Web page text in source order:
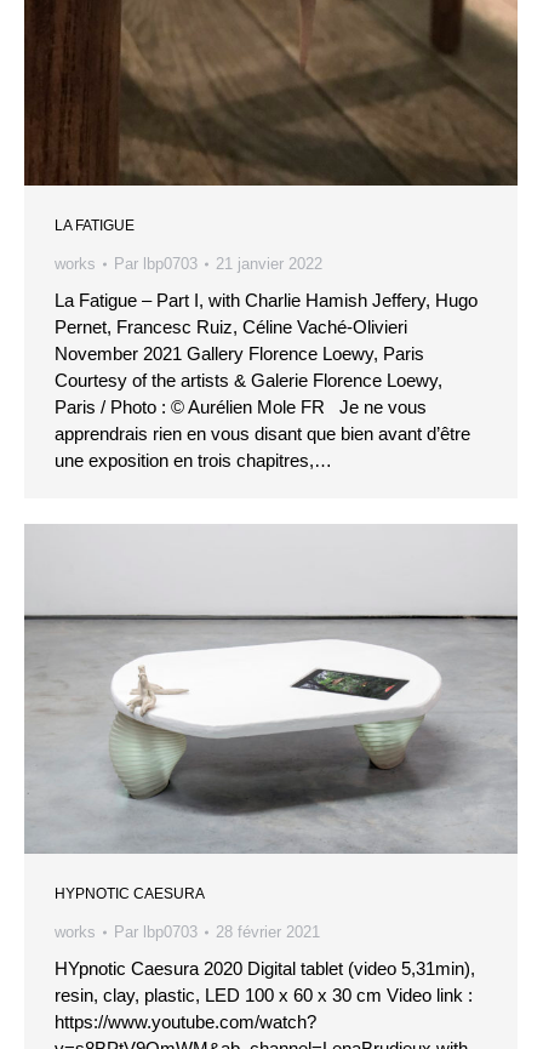
LA FATIGUE
works Par lbp0703 21 janvier 2022
La Fatigue – Part I, with Charlie Hamish Jeffery, Hugo
Pernet, Francesc Ruiz, Céline Vaché-Olivieri
November 2021 Gallery Florence Loewy, Paris
Courtesy of the artists & Galerie Florence Loewy,
Paris / Photo : © Aurélien Mole FR Je ne vous
apprendrais rien en vous disant que bien avant d’être
une exposition en trois chapitres,…
HYPNOTIC CAESURA
works Par lbp0703 28 février 2021
HYpnotic Caesura 2020 Digital tablet (video 5,31min),
resin, clay, plastic, LED 100 x 60 x 30 cm Video link :
https://www.youtube.com/watch?